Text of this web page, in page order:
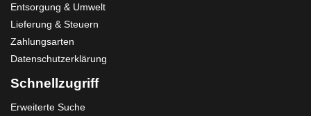
Entsorgung & Umwelt
Lieferung & Steuern
Zahlungsarten
Datenschutzerklärung
Schnellzugriff
Erweiterte Suche